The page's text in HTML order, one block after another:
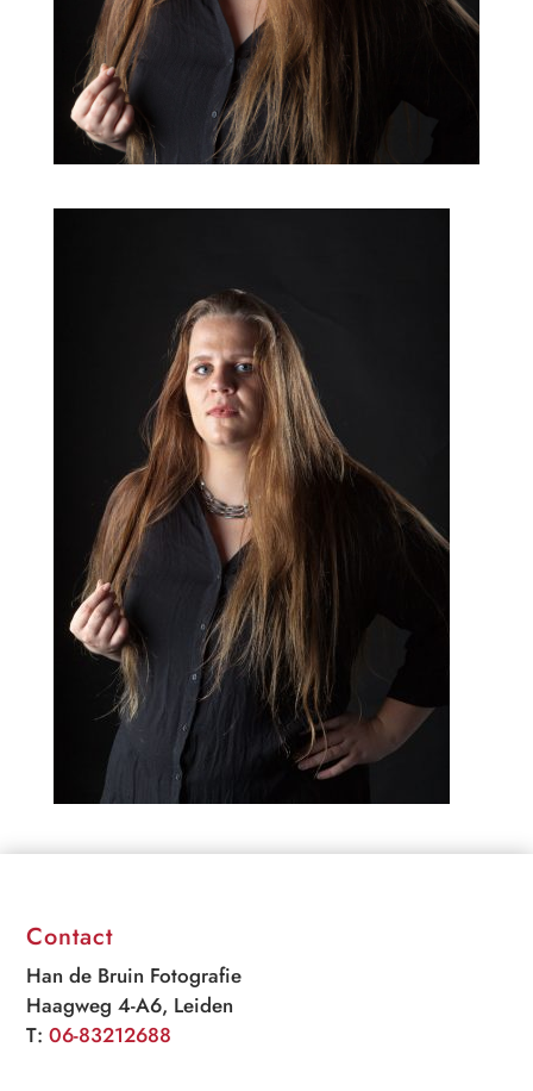
Contact
Han de Bruin Fotografie
Haagweg 4-A6, Leiden
T:06-83212688